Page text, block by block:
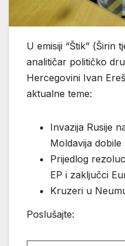
U emisiji “Štik” (Širin
analitičar političko
Hercegovini Ivan
aktualne teme:
Invazija Rusije
Moldavija
Prijedlog
EP i zaključci
Kruzeri u
Poslušajte: